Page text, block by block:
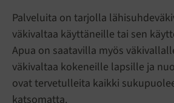
Palveluita on tarjolla
väkivaltaa käyttäneille tai sen
Apua on saatavilla myös
väkivaltaa kokeneille lapsille ja
ovat tervetulleita kaikki
katsomatta.